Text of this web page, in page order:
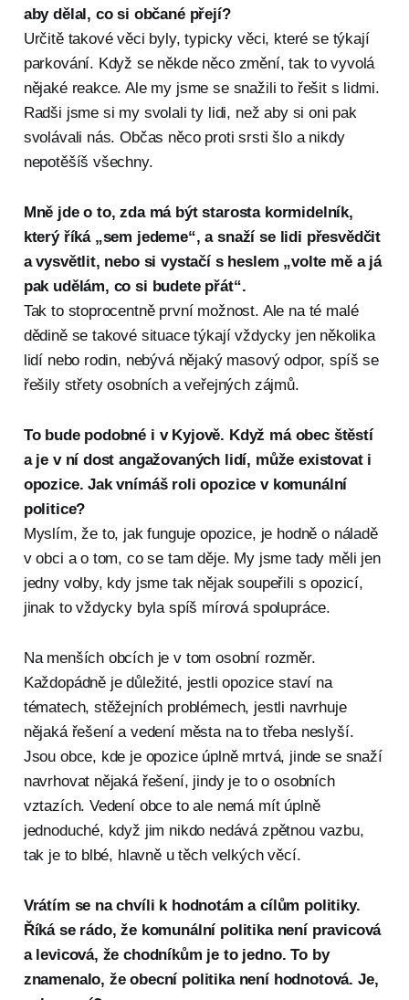
aby dělal, co si občané přejí?
Určitě takové věci byly, typicky věci, které se týkají
parkování. Když se někde něco změní, tak to vyvolá
nějaké reakce. Ale my jsme se snažili to řešit s lidmi.
Radši jsme si my svolali ty lidi, než aby si oni pak
svolávali nás. Občas něco proti srsti šlo a nikdy
nepotěšíš všechny.
Mně jde o to, zda má být starosta kormidelník,
který říká „sem jedeme“, a snaží se lidi přesvědčit
a vysvětlit, nebo si vystačí s heslem „volte mě a já
pak udělám, co si budete přát“.
Tak to stoprocentně první možnost. Ale na té malé
dědině se takové situace týkají vždycky jen několika
lidí nebo rodin, nebývá nějaký masový odpor, spíš se
řešily střety osobních a veřejných zájmů.
To bude podobné i v Kyjově. Když má obec štěstí
a je v ní dost angažovaných lidí, může existovat i
opozice. Jak vnímáš roli opozice v komunální
politice?
Myslím, že to, jak funguje opozice, je hodně o náladě
v obci a o tom, co se tam děje. My jsme tady měli jen
jedny volby, kdy jsme tak nějak soupeřili s opozicí,
jinak to vždycky byla spíš mírová spolupráce.
Na menších obcích je v tom osobní rozměr.
Každopádně je důležité, jestli opozice staví na
tématech, stěžejních problémech, jestli navrhuje
nějaká řešení a vedení města na to třeba neslyší.
Jsou obce, kde je opozice úplně mrtvá, jinde se snaží
navrhovat nějaká řešení, jindy je to o osobních
vztazích. Vedení obce to ale nemá mít úplně
jednoduché, když jim nikdo nedává zpětnou vazbu,
tak je to blbé, hlavně u těch velkých věcí.
Vrátím se na chvíli k hodnotám a cílům politiky.
Říká se rádo, že komunální politika není pravicová
a levicová, že chodníkům je to jedno. To by
znamenalo, že obecní politika není hodnotová. Je,